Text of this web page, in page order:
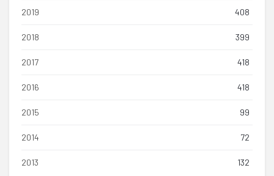
2019 408
2018 399
2017 418
2016 418
2015 99
2014 72
2013 132